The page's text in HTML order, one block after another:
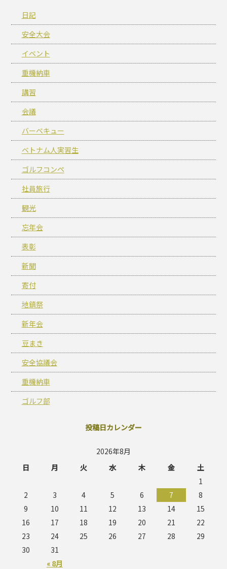
日記
安全大会
イベント
重機納車
講習
会議
バーベキュー
ベトナム人実習生
ゴルフコンペ
社員旅行
観光
忘年会
表彰
新聞
寄付
地鎮祭
新年会
豆まき
安全協議会
重機納車
ゴルフ部
投稿日カレンダー
2026年8月
日
月 火 水 木 金 土
« 8月
1
2
3 4 5 6 7
8
9
10 11 12 13 14
15
16
17 18 19 20 21
22
23
24 25 26 27 28
29
30
31